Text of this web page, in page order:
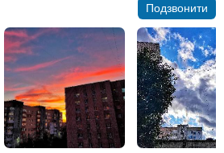
Подзвонити